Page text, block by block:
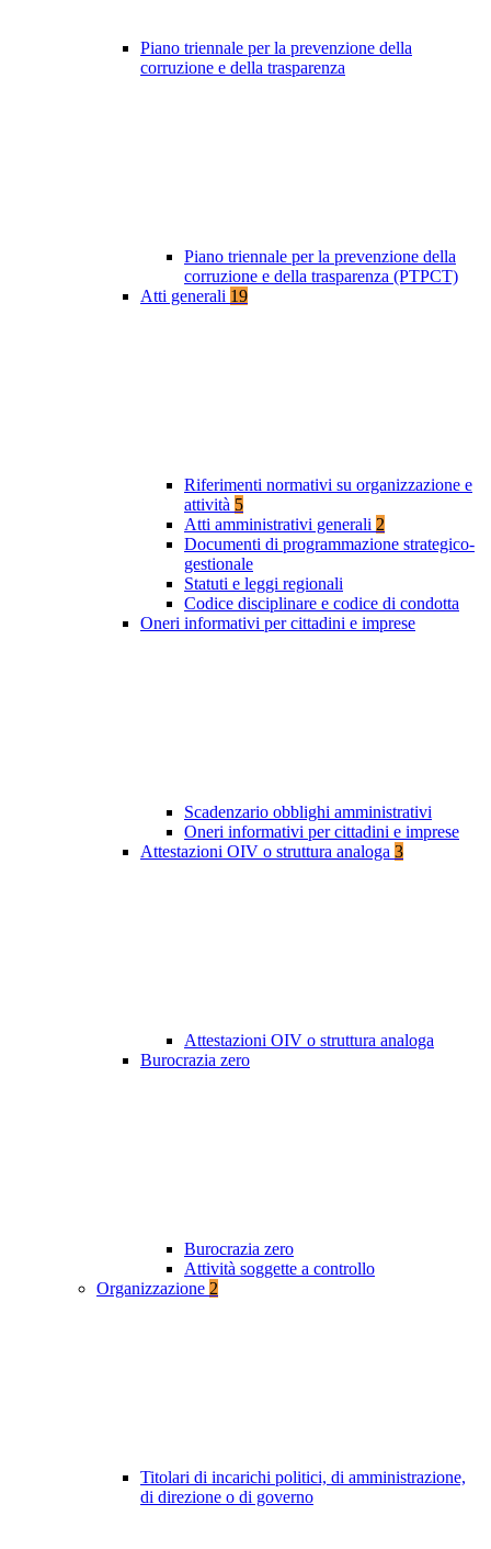
Piano triennale per la prevenzione della
corruzione e della trasparenza
Piano triennale per la prevenzione della
corruzione e della trasparenza (PTPCT)
Atti generali 19
Riferimenti normativi su organizzazione e
attività 5
Atti amministrativi generali 2
Documenti di programmazione strategico-
gestionale
Statuti e leggi regionali
Codice disciplinare e codice di condotta
Oneri informativi per cittadini e imprese
Scadenzario obblighi amministrativi
Oneri informativi per cittadini e imprese
Attestazioni OIV o struttura analoga 3
Attestazioni OIV o struttura analoga
Burocrazia zero
Burocrazia zero
Attività soggette a controllo
Organizzazione 2
Titolari di incarichi politici, di amministrazione,
di direzione o di governo